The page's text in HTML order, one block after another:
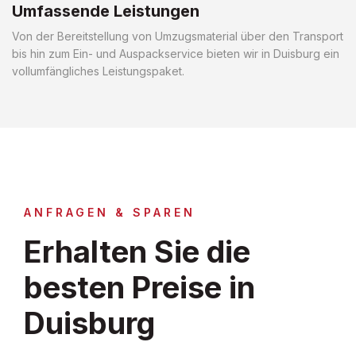
Umfassende Leistungen
Von der Bereitstellung von Umzugsmaterial über den Transport
bis hin zum Ein- und Auspackservice bieten wir in Duisburg ein
vollumfängliches Leistungspaket.
ANFRAGEN & SPAREN
Erhalten Sie die
besten Preise in
Duisburg